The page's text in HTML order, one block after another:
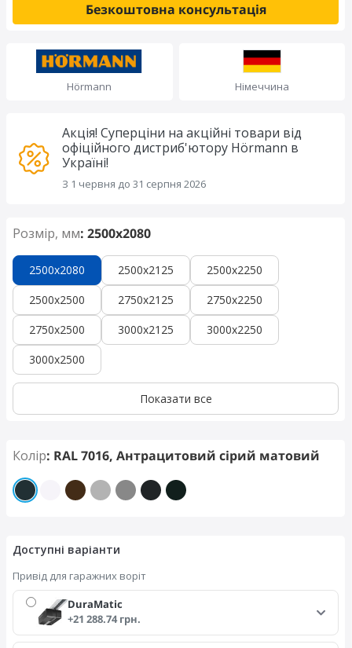
Безкоштовна консультація
Hörmann Німеччина
Акція! Суперціни на акційні товари від
офіційного дистриб'ютору Hörmann в
Україні!
З 1 червня до 31 серпня 2026
Розмір, мм: 2500x2080
2500x2125
2500x2250
2500x2500
2750x2125
2750x2250
2750x2500
3000x2125
3000x2250
3000x2500
2500x2080
Показати все
Колір: RAL 7016, Антрацитовий сірий матовий
Доступні варіанти
Привід для гаражних воріт
DuraMatic
+21 288.74 грн.